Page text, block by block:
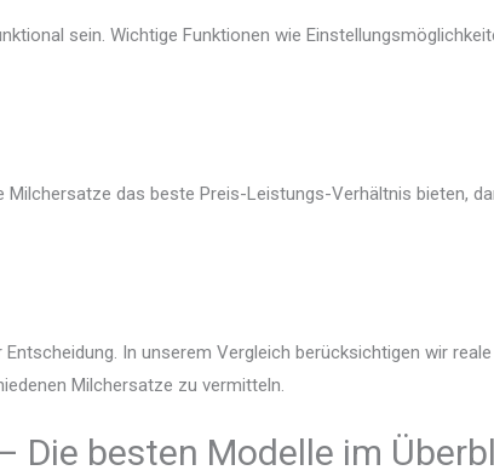
sein. Wichtige Funktionen wie
Milchersatze das beste Preis-Leistungs-Verhältnis bieten,
In unserem Vergleich berücksichtigen wir
Milchersatze zu vermitteln.
Die besten Modelle im